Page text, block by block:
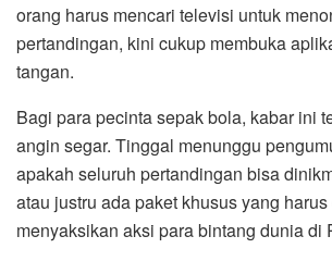
orang harus mencari televisi untuk
pertandingan, kini cukup membuka
tangan.
Bagi para pecinta sepak bola, kabar ini
angin segar. Tinggal menunggu
apakah seluruh pertandingan bisa
atau justru ada paket khusus yang
menyaksikan aksi para bintang dunia di